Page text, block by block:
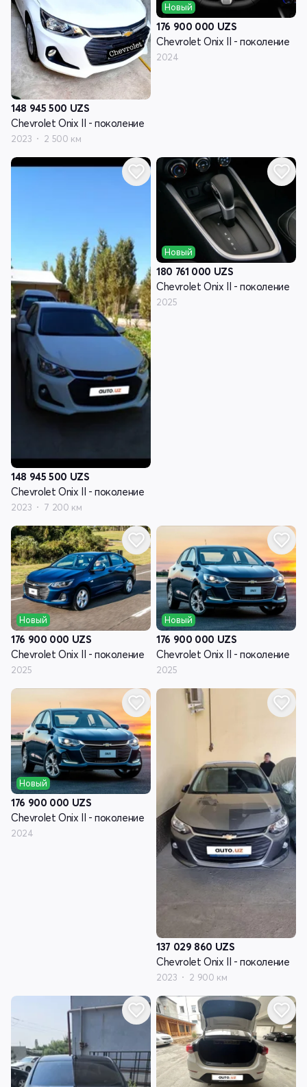
148 945 500 UZS
Chevrolet Onix II - поколение
2023 2 500 км
Новый
176 900 000 UZS
Chevrolet Onix II - поколение
2024
148 945 500 UZS
Chevrolet Onix II - поколение
2023 7 200 км
Новый
180 761 000 UZS
Chevrolet Onix II - поколение
2025
Новый
176 900 000 UZS
Chevrolet Onix II - поколение
2025
Новый
176 900 000 UZS
Chevrolet Onix II - поколение
2025
Новый
176 900 000 UZS
Chevrolet Onix II - поколение
2024
137 029 860 UZS
Chevrolet Onix II - поколение
2023 2 900 км